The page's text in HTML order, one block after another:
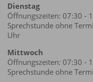
Dienstag
Öffnungszeiten: 07:30 -
Sprechstunde ohne
Uhr
Mittwoch
Öffnungszeiten: 07:30 -
Sprechstunde ohne